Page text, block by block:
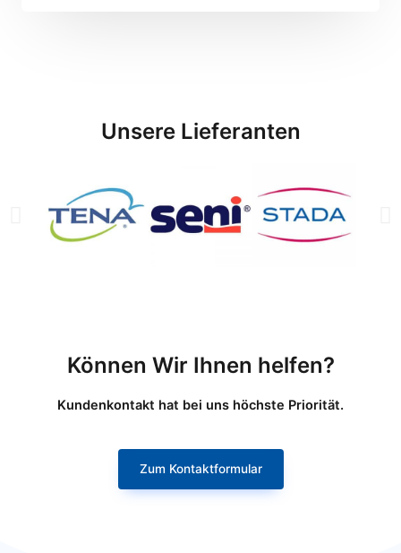
Unsere Lieferanten
Können Wir Ihnen helfen?
Kundenkontakt hat bei uns höchste Priorität.
Zum Kontaktformular